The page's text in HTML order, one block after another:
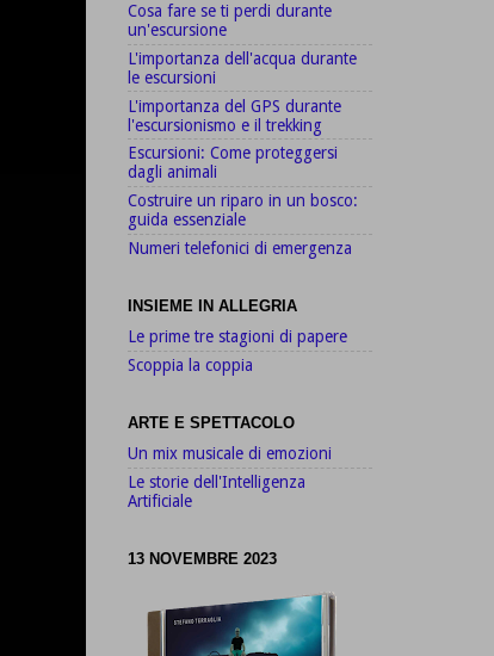
Cosa fare se ti perdi durante
un'escursione
L'importanza dell'acqua durante
le escursioni
L'importanza del GPS durante
l'escursionismo e il trekking
Escursioni: Come proteggersi
dagli animali
Costruire un riparo in un bosco:
guida essenziale
Numeri telefonici di emergenza
INSIEME IN ALLEGRIA
Le prime tre stagioni di papere
Scoppia la coppia
ARTE E SPETTACOLO
Un mix musicale di emozioni
Le storie dell'Intelligenza
Artificiale
13 NOVEMBRE 2023